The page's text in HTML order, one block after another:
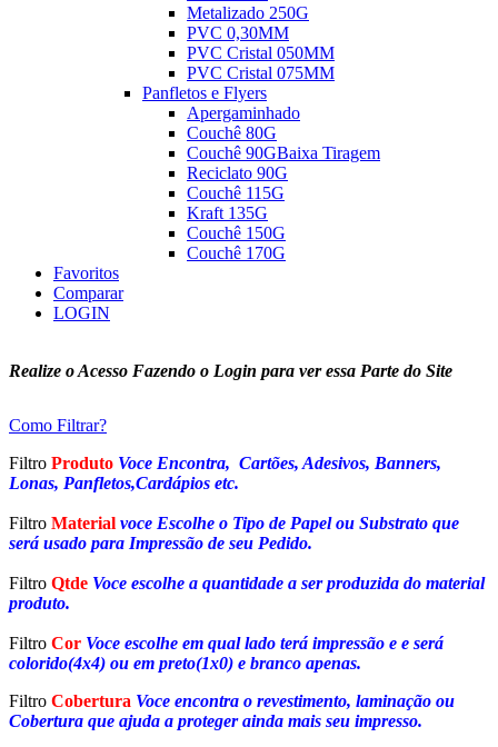
Metalizado 250G
PVC 0,30MM
PVC Cristal 050MM
PVC Cristal 075MM
Panfletos e Flyers
Apergaminhado
Couchê 80G
Couchê 90GBaixa Tiragem
Reciclato 90G
Couchê 115G
Kraft 135G
Couchê 150G
Couchê 170G
Favoritos
Comparar
LOGIN
Realize o Acesso Fazendo o Login para ver essa Parte do Site
Como Filtrar?
Filtro Produto Voce Encontra, Cartões, Adesivos, Banners,
Lonas, Panfletos,Cardápios etc.
Filtro Material voce Escolhe o Tipo de Papel ou Substrato que
será usado para Impressão de seu Pedido.
Filtro Qtde Voce escolhe a quantidade a ser produzida do material
produto.
Filtro Cor Voce escolhe em qual lado terá impressão e e será
colorido(4x4) ou em preto(1x0) e branco apenas.
Filtro Cobertura Voce encontra o revestimento, laminação ou
Cobertura que ajuda a proteger ainda mais seu impresso.